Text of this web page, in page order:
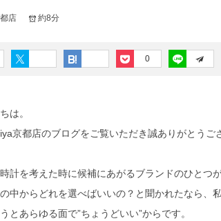
店 約8分
0
は。
京都店のブログをご覧いただき誠ありがとうご
計を考えた時に候補にあがるブランドのひとつ
中からどれを選べばいいの？と聞かれたなら、
とあらゆる面で”ちょうどいい”からです。